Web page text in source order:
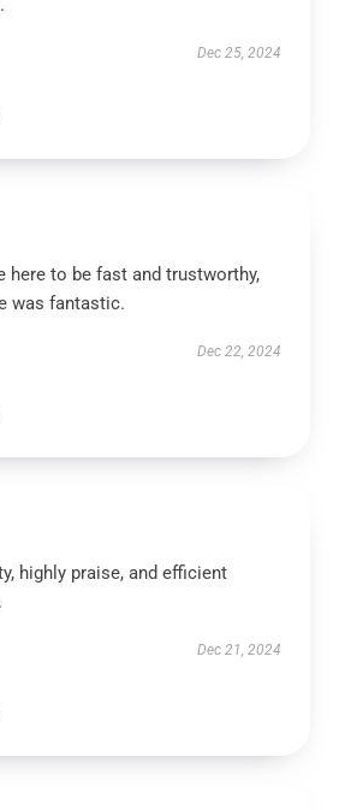
Dec 25, 2024
here to be fast and trustworthy,
was fantastic.
Dec 22, 2024
highly praise, and efficient
Dec 21, 2024